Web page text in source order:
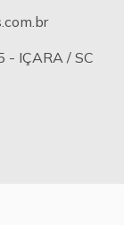
- IÇARA / SC